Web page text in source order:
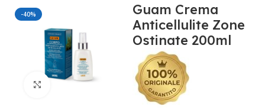
-40%
Click to enlarge
Guam Crema
Anticellulite Zone
Ostinate 200ml